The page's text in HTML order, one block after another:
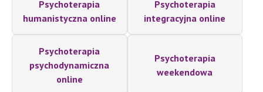
Psychoterapia
humanistyczna online
Psychoterapia
integracyjna online
Psychoterapia
psychodynamiczna
online
Psychoterapia
weekendowa